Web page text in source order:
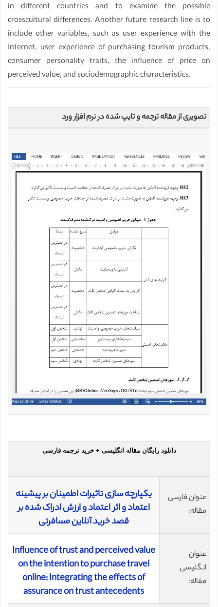
in different countries and to examine the possible
crosscultural differences. Another future research line is to
include other variables, such as user experience with the
Internet, user experience of purchasing tourism products,
consumer personality traits, the influence of price on
perceived value, and sociodemographic characteristics.
تصویری از مقاله ترجمه و تایپ شده در نرم افزار ورد
دانلود رایگان مقاله انگلیسی + خرید ترجمه فارسی
عنوان فارسی
مقاله:
یکپارچه سازی تاثیرات اطمینان بر پیشینه
اعتماد و اثر اعتماد و ارزش ادراک شده بر
قصد خرید آنلاین مسافرتی
عنوان
انگلیسی
مقاله:
Influence of trust and perceived value
on the intention to purchase travel
online: Integrating the effects of
assurance on trust antecedents